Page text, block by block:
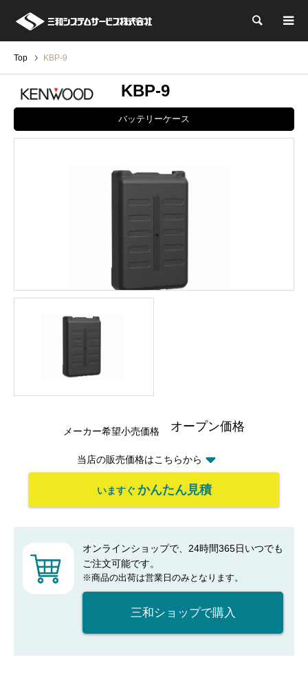
検索
Top KBP-9
KBP-9
バッテリーケース
メーカー希望小売価格 オープン価格
当店の販売価格はこちらから
いますぐ かんたん見積
オンラインショップで、24時間365日いつでも
ご注文可能です。
※商品の出荷は営業日のみとなります。
三和ショップで購入